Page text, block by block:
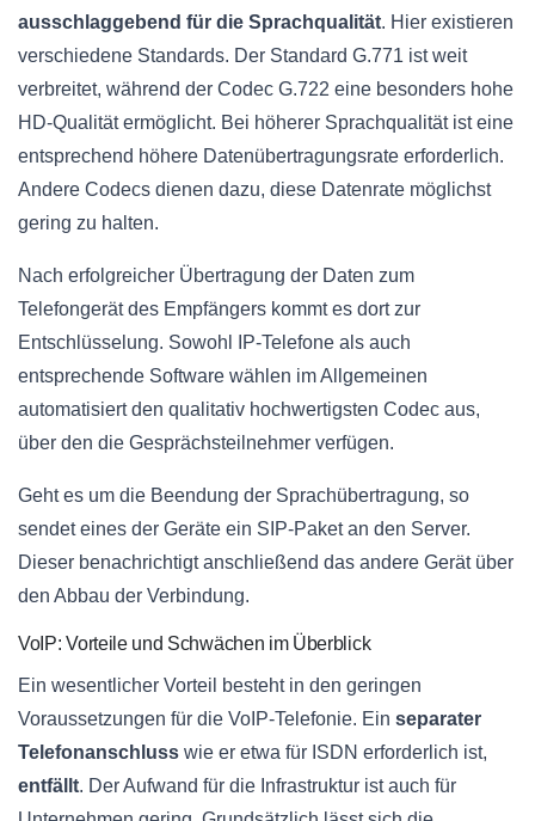
ausschlaggebend für die Sprachqualität. Hier existieren
verschiedene Standards. Der Standard G.771 ist weit
verbreitet, während der Codec G.722 eine besonders hohe
HD-Qualität ermöglicht. Bei höherer Sprachqualität ist eine
entsprechend höhere Datenübertragungsrate erforderlich.
Andere Codecs dienen dazu, diese Datenrate möglichst
gering zu halten.
Nach erfolgreicher Übertragung der Daten zum
Telefongerät des Empfängers kommt es dort zur
Entschlüsselung. Sowohl IP-Telefone als auch
entsprechende Software wählen im Allgemeinen
automatisiert den qualitativ hochwertigsten Codec aus,
über den die Gesprächsteilnehmer verfügen.
Geht es um die Beendung der Sprachübertragung, so
sendet eines der Geräte ein SIP-Paket an den Server.
Dieser benachrichtigt anschließend das andere Gerät über
den Abbau der Verbindung.
VoIP: Vorteile und Schwächen im Überblick
Ein wesentlicher Vorteil besteht in den geringen
Voraussetzungen für die VoIP-Telefonie. Ein separater
Telefonanschluss wie er etwa für ISDN erforderlich ist,
entfällt. Der Aufwand für die Infrastruktur ist auch für